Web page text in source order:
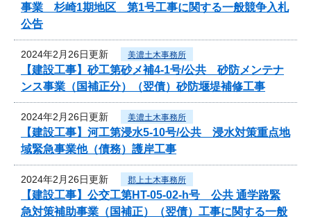
事業 杉崎1期地区 第1号工事に関する一般競争入札
公告
2024年2月26日更新 美濃土木事務所
【建設工事】砂工第砂メ補4-1号/公共 砂防メンテナ
ンス事業（国補正分）（翌債）砂防堰堤補修工事
2024年2月26日更新 美濃土木事務所
【建設工事】河工第浸水5-10号/公共 浸水対策重点地
域緊急事業他（債務）護岸工事
2024年2月26日更新 郡上土木事務所
【建設工事】公交工第HT-05-02-h号 公共 通学路緊
急対策補助事業（国補正）（翌債）工事に関する一般